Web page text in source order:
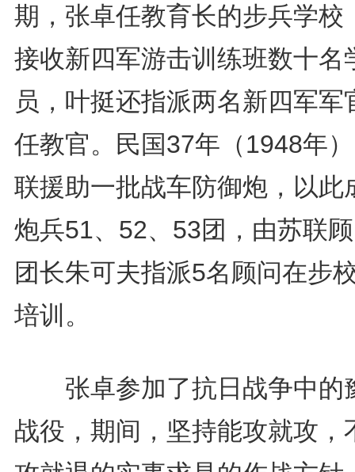
期，张卓任教育长的步兵学校
接收新四军游击训练班数十名
员，叶挺还指派两名新四军军
任教官。民国37年（1948年
联援助一批战车防御炮，以此
炮兵51、52、53团，由苏联
团长朱可夫指派5名顾问在步
培训。
张卓参加了抗日战争中的
战役，期间，坚持能攻就攻，